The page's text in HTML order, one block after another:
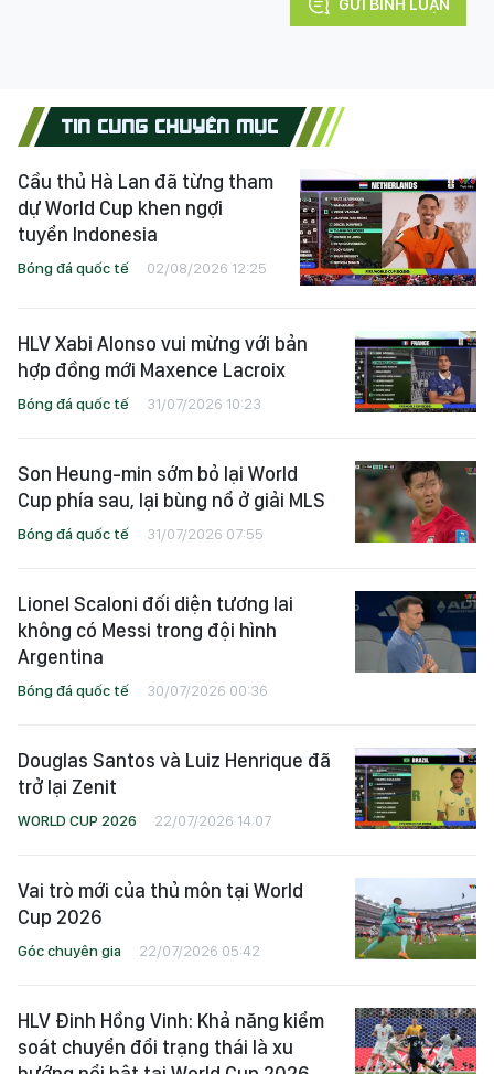
TIN CÙNG CHUYÊN MỤC
Cầu thủ Hà Lan đã từng tham
dự World Cup khen ngợi
tuyển Indonesia
Bóng đá quốc tế 02/08/2026 12:25
HLV Xabi Alonso vui mừng với bản
hợp đồng mới Maxence Lacroix
Bóng đá quốc tế 31/07/2026 10:23
Son Heung-min sớm bỏ lại World
Cup phía sau, lại bùng nổ ở giải MLS
Bóng đá quốc tế 31/07/2026 07:55
Lionel Scaloni đối diện tương lai
không có Messi trong đội hình
Argentina
Bóng đá quốc tế 30/07/2026 00:36
Douglas Santos và Luiz Henrique đã
trở lại Zenit
WORLD CUP 2026 22/07/2026 14:07
Vai trò mới của thủ môn tại World
Cup 2026
Góc chuyên gia 22/07/2026 05:42
HLV Đinh Hồng Vinh: Khả năng kiểm
soát chuyển đổi trạng thái là xu